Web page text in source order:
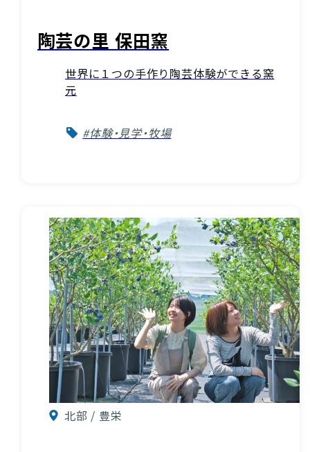
陶芸の里 保田窯
世界に１つの手作り陶芸体験ができる窯
元
#体験・見学・牧場
北部 / 豊栄